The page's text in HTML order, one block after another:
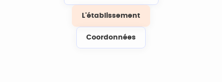
L'établissement
Coordonnées